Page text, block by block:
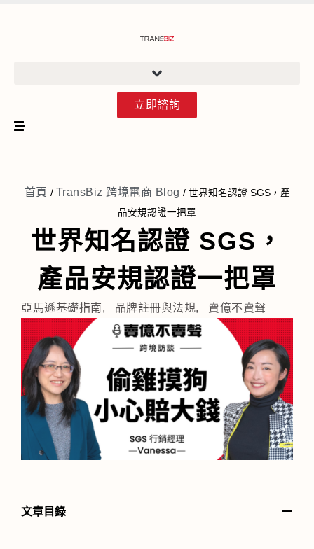
立即諮詢
首頁 / TransBiz 跨境電商 Blog / 世界知名認證 SGS，產
品安規認證一把罩
世界知名認證 SGS，
產品安規認證一把罩
亞馬遜基礎指南, 品牌註冊與法規, 賣億不賣聲
文章目錄 －